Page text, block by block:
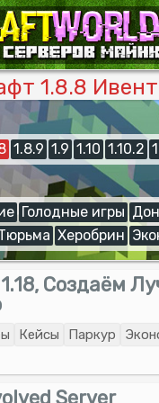
1.8.8
1.8.9 1.9 1.10 1.10.2
Голодные игры
Херобрин
1.18, Создаём
Кейсы Паркур
Server